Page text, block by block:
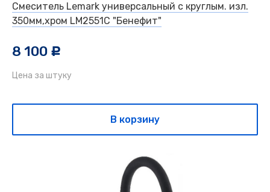
Смеситель Lemark универсальный с круглым. изл.
350мм,хром LM2551С "Бенефит"
8 100 c
Цена за штуку
В корзину